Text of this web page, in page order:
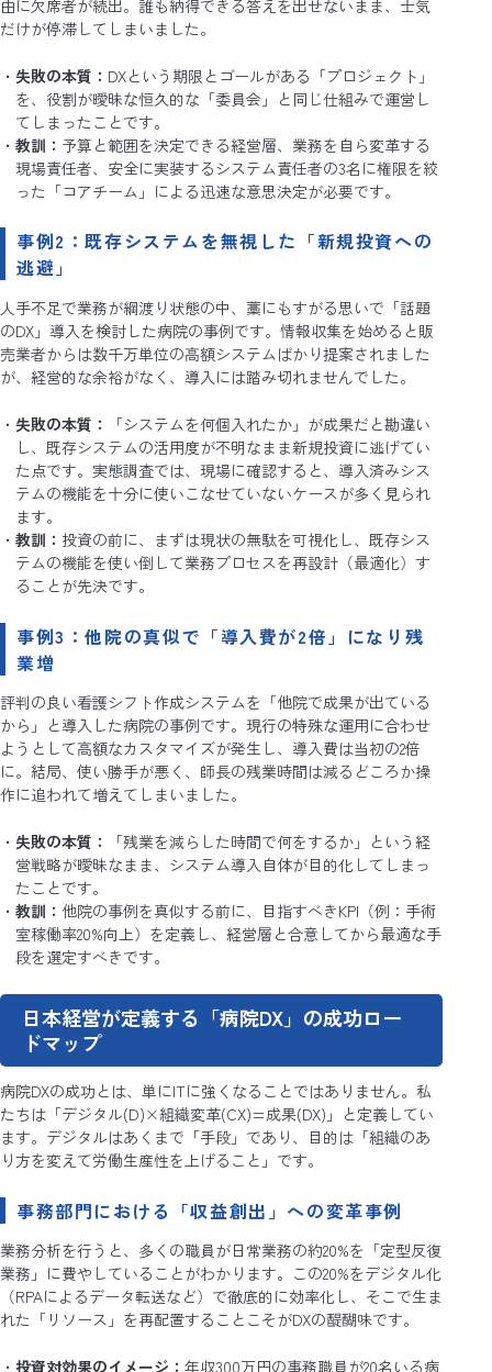
由に欠席者が続出。誰も納得できる答えを出せないまま、士気
だけが停滞してしまいました。
失敗の本質： DXという期限とゴールがある「プロジェクト」
を、役割が曖昧な恒久的な「委員会」と同じ仕組みで運営し
てしまったことです。
教訓： 予算と範囲を決定できる経営層、業務を自ら変革する
現場責任者、安全に実装するシステム責任者の3名に権限を絞
った「コアチーム」による迅速な意思決定が必要です。
事例2：既存システムを無視した「新規投資への
逃避」
人手不足で業務が綱渡り状態の中、藁にもすがる思いで「話題
のDX」導入を検討した病院の事例です。情報収集を始めると販
売業者からは数千万単位の高額システムばかり提案されました
が、経営的な余裕がなく、導入には踏み切れませんでした。
失敗の本質：
「システムを何個入れたか」が成果だと勘違い
し、既存システムの活用度が不明なまま新規投資に逃げてい
た点です。実態調査では、現場に確認すると、導入済みシス
テムの機能を十分に使いこなせていないケースが多く見られ
ます。
教訓： 投資の前に、まずは現状の無駄を可視化し、既存シス
テムの機能を使い倒して業務プロセスを再設計（最適化）す
ることが先決です。
事例3：他院の真似で「導入費が2倍」になり残
業増
評判の良い看護シフト作成システムを「他院で成果が出ている
から」と導入した病院の事例です。現行の特殊な運用に合わせ
ようとして高額なカスタマイズが発生し、導入費は当初の2倍
に。結局、使い勝手が悪く、師長の残業時間は減るどころか操
作に追われて増えてしまいました。
失敗の本質：
「残業を減らした時間で何をするか」という経
営戦略が曖昧なまま、システム導入自体が目的化してしまっ
たことです。
教訓： 他院の事例を真似する前に、目指すべきKPI（例：手術
室稼働率20%向上）を定義し、経営層と合意してから最適な手
段を選定すべきです。
日本経営が定義する「病院DX」の成功ロー
ドマップ
病院DXの成功とは、単にITに強くなることではありません。私
たちは「デジタル(D)×組織変革(CX)=成果(DX)」と定義してい
ます。デジタルはあくまで「手段」であり、目的は「組織のあ
り方を変えて労働生産性を上げること」です。
事務部門における「収益創出」への変革事例
業務分析を行うと、多くの職員が日常業務の約20%を「定型反復
業務」に費やしていることがわかります。この20%をデジタル化
（RPAによるデータ転送など）で徹底的に効率化し、そこで生ま
れた「リソース」を再配置することこそがDXの醍醐味です。
投資対効果のイメージ： 年収300万円の事務職員が20名いる病